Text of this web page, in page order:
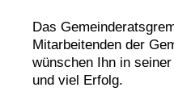
Das
Mitarbeitenden der
wünschen Ihn in
und viel Erfolg.